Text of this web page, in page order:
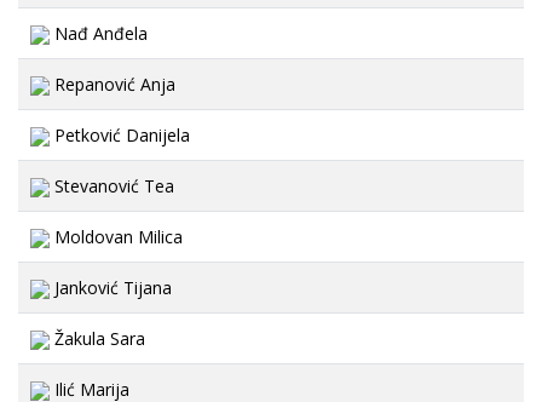
Nađ Anđela
Repanović Anja
Petković Danijela
Stevanović Tea
Moldovan Milica
Janković Tijana
Žakula Sara
Ilić Marija